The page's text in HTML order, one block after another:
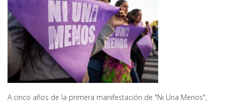
A cinco años de la primera manifestación de "Ni Una Menos",